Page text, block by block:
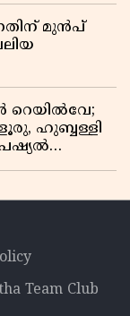
മുൻപ്
റെയിൽവേ;
ഹുബ്ബള്ളി
Team Club